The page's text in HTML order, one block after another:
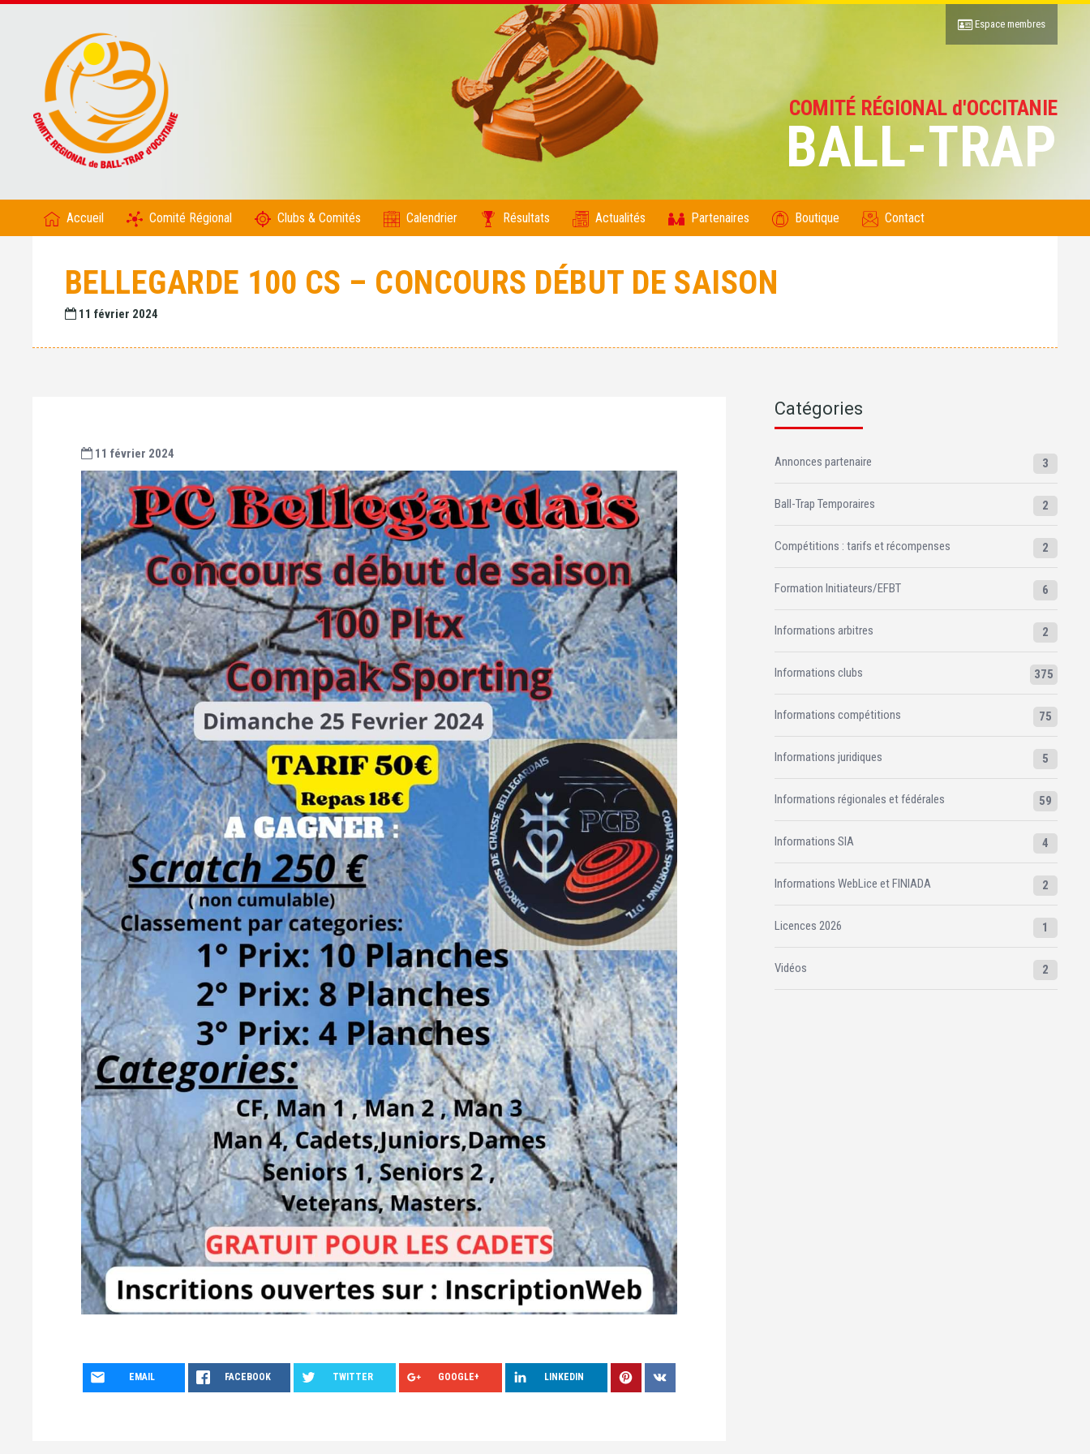
COMITÉ RÉGIONAL d'OCCITANIE
BALL-TRAP
Espace membres
Accueil Comité Régional Clubs & Comités Calendrier Résultats Actualités Partenaires Boutique Contact
BELLEGARDE 100 CS – CONCOURS DÉBUT DE SAISON
11 février 2024
11 février 2024
EMAIL FACEBOOK TWITTER GOOGLE+ LINKEDIN
Catégories
Annonces partenaire 3
Ball-Trap Temporaires 2
Compétitions : tarifs et récompenses 2
Formation Initiateurs/EFBT 6
Informations arbitres 2
Informations clubs 375
Informations compétitions 75
Informations juridiques 5
Informations régionales et fédérales 59
Informations SIA 4
Informations WebLice et FINIADA 2
Licences 2026 1
Vidéos 2